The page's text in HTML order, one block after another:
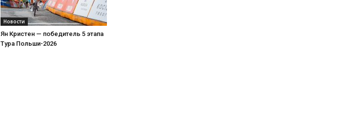
Новости
Ян Кристен — победитель 5 этапа
Тура Польши-2026